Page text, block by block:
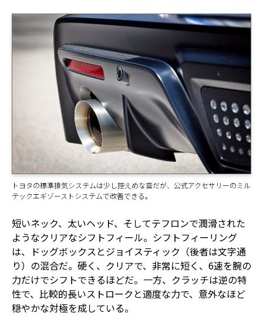
トヨタの標準排気システムは少し控えめな音だが、公式アクセサリーのミル
テックエギゾーストシステムで改善できる。
短いネック、太いヘッド、そしてテフロンで潤滑された
ようなクリアなシフトフィール。シフトフィーリング
は、ドッグボックスとジョイスティック（後者は文字通
り）の混合だ。硬く、クリアで、非常に短く、6速を腕の
力だけでシフトできるほどだ。一方、クラッチは逆の特
性で、比較的長いストロークと適度な力で、意外なほど
穏やかな対極を成している。